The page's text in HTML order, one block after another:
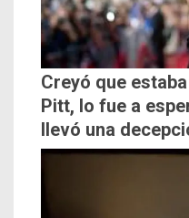
Creyó que
Pitt, lo fue a
llevó una